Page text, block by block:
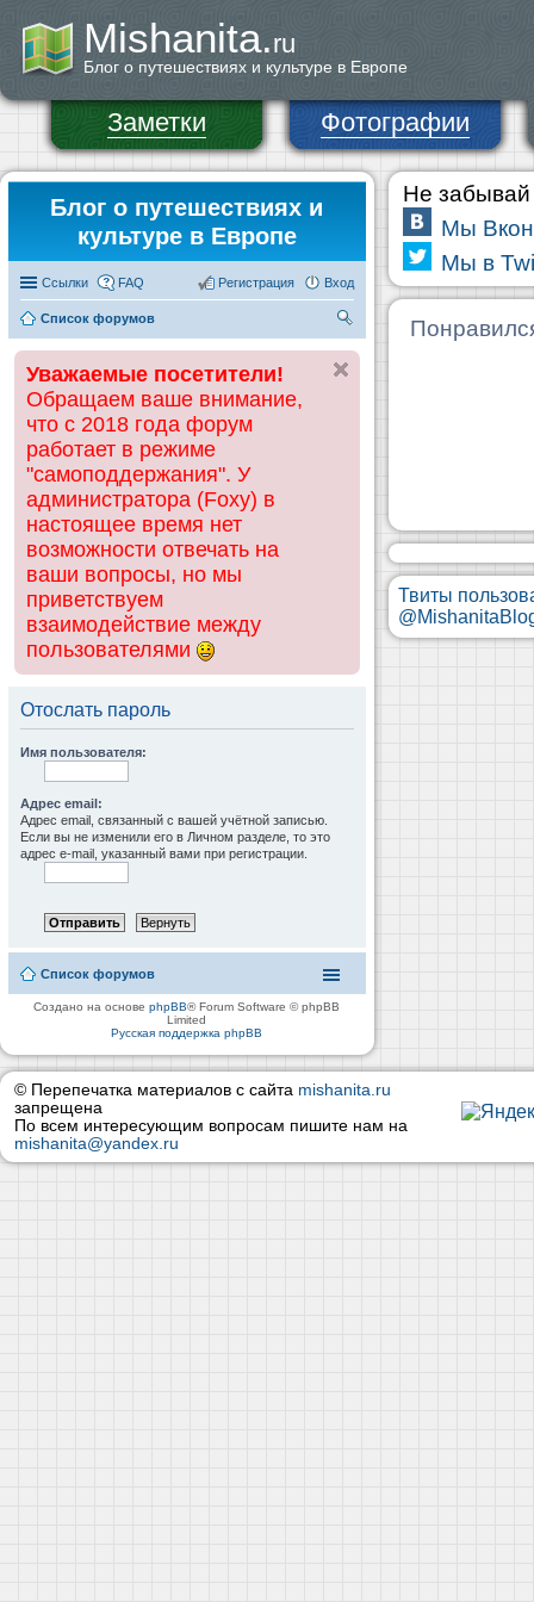
Mishanita.ru
Блог о путешествиях и культуре в Европе
Заметки Фотографии
Блог о путешествиях и
культуре в Европе
Ссылки FAQ Вход
Регистрация
Список форумов
ск
Уважаемые посетители!
Обращаем ваше внимание,
что с 2018 года форум
работает в режиме
"самоподдержания". У
администратора (Foxy) в
настоящее время нет
возможности отвечать на
ваши вопросы, но мы
приветствуем
взаимодействие между
пользователями
Отослать пароль
Имя пользователя:
Адрес email:
Адрес email, связанный с вашей учётной записью.
Если вы не изменили его в Личном разделе, то это
адрес e-mail, указанный вами при регистрации.
Список форумов
Создано на основеphpBB® Forum Software © phpBB
Limited
Русская поддержка phpBB
Не забывай
Мы
Мы в
Твиты
© Перепечатка материалов с сайта mishanita.ru
запрещена
По всем интересующим вопросам пишите нам на
mishanita@yandex.ru